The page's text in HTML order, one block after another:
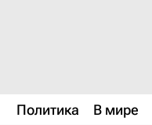
Политика В мире